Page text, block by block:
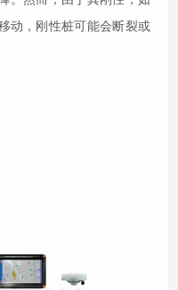
动，刚性桩可能会断裂或